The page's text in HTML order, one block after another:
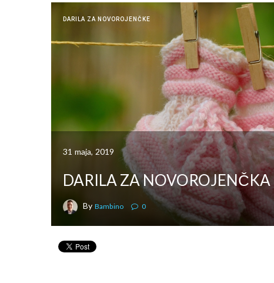
DARILA ZA NOVOROJENČKE
31 maja, 2019
DARILA ZA NOVOROJENČKA
By Bambino 0